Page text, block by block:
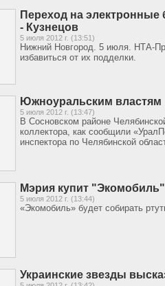
Переход на
- Кузнецов
5 июля 2012 г. (13:51)
Нижний Новгород. 5 июля. НТА-
избавиться от их подделки.
Южноуральским властям
5 июля 2012 г. (13:47)
В Сосновском районе
коллектора, как сообщили
инспектора по Челябинской
Мэрия купит
5 июля 2012 г. (13:44)
«Экомобиль» будет собирать
Украинские звезды